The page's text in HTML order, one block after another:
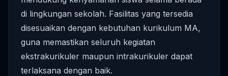
di lingkungan sekolah. Fasilitas yang tersedia
disesuaikan dengan kebutuhan kurikulum MA,
guna memastikan seluruh kegiatan
ekstrakurikuler maupun intrakurikuler dapat
terlaksana dengan baik.